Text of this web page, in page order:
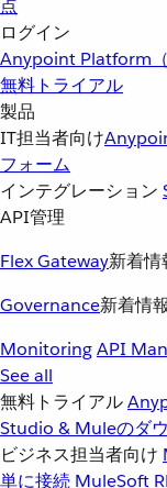
点
ログイン
Anypoint Platform（
無料トライアル
製品
IT担当者向け
フォーム
インテグレーション
API管理
Flex Gateway新着情
Governance新着情報
MonitoringAPI
See all
無料トライアル
Studio & Muleのダ
ビジネス担当者向け
単に接続 MuleSoft